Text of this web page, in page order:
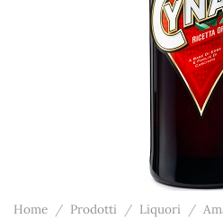
Home / Prodotti / Liquori /